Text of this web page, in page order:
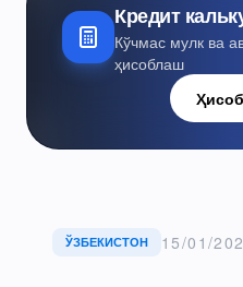
Кредит
Кўчмас мулк ва
ҳисоблаш
ЎЗБЕКИСТОН 15/01/